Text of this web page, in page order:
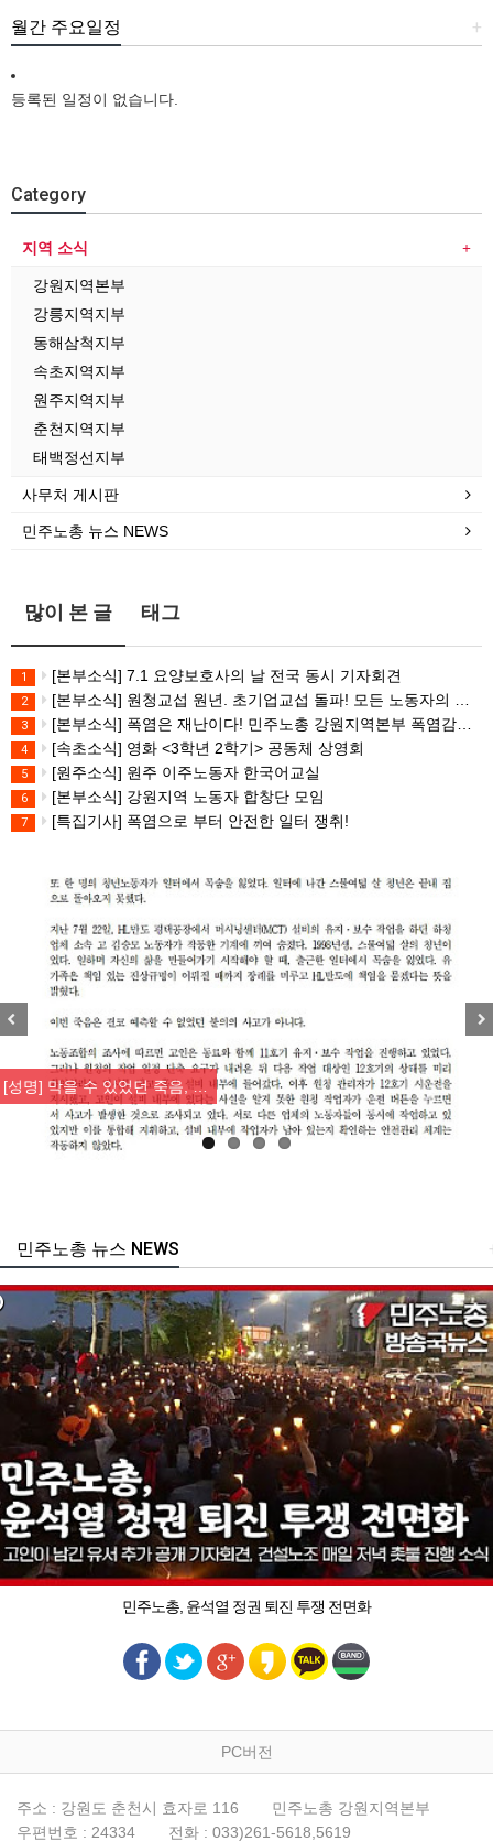
+
월간 주요일정
등록된 일정이 없습니다.
Category
지역 소식
강원지역본부
강릉지역지부
동해삼척지부
속초지역지부
원주지역지부
춘천지역지부
태백정선지부
사무처 게시판
민주노총 뉴스 NEWS
많이 본 글 태그
1 [본부소식] 7.1 요양보호사의 날 전국 동시 기자회견
2 [본부소식] 원청교섭 원년. 초기업교섭 돌파! 모든 노동자의 노동기본권 쟁취! 민주노총 7.15 총파업대회
3 [본부소식] 폭염은 재난이다! 민주노총 강원지역본부 폭염감시단 선포 기자회견
4 [속초소식] 영화 <3학년 2학기> 공동체 상영회
5 [원주소식] 원주 이주노동자 한국어교실
6 [본부소식] 강원지역 노동자 합창단 모임
7 [특집기사] 폭염으로 부터 안전한 일터 쟁취!
[성명] 막을 수 있었던 죽음, …
주노총 뉴스 NEWS
민주노총, 윤석열 정권 퇴진 투쟁 전면화
PC버전
주소 : 강원도 춘천시 효자로 116
민주노총 강원지역본부
우편번호 : 24334
전화 : 033)261-5618,5619